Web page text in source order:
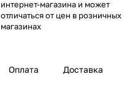
интернет-магазина и может
отличаться от цен в розничных
магазинах
Оплата Доставка